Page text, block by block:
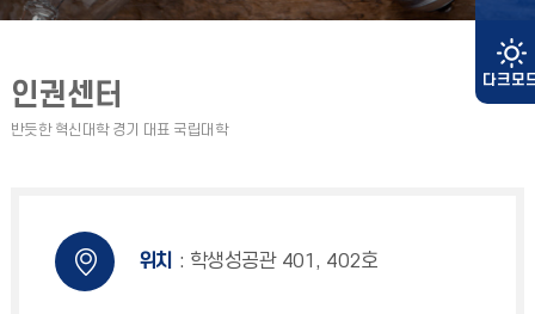
인권센터
위치 : 학생성공관 401, 402호